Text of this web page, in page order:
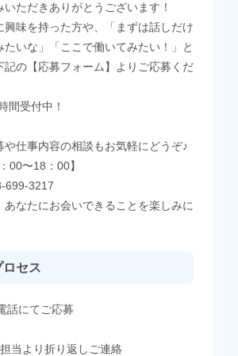
ただきありがとうございます！
興味を持った方や、「まずは話しだけ
たいな」「ここで働いてみたい！」と
記の【応募フォーム】よりご応募くだ
間受付中！
や仕事内容の相談もお気軽にどうぞ♪
00〜18：00】
699-3217
あなたにお会いできることを楽しみに
ロセス
話にてご応募
当より折り返しご連絡